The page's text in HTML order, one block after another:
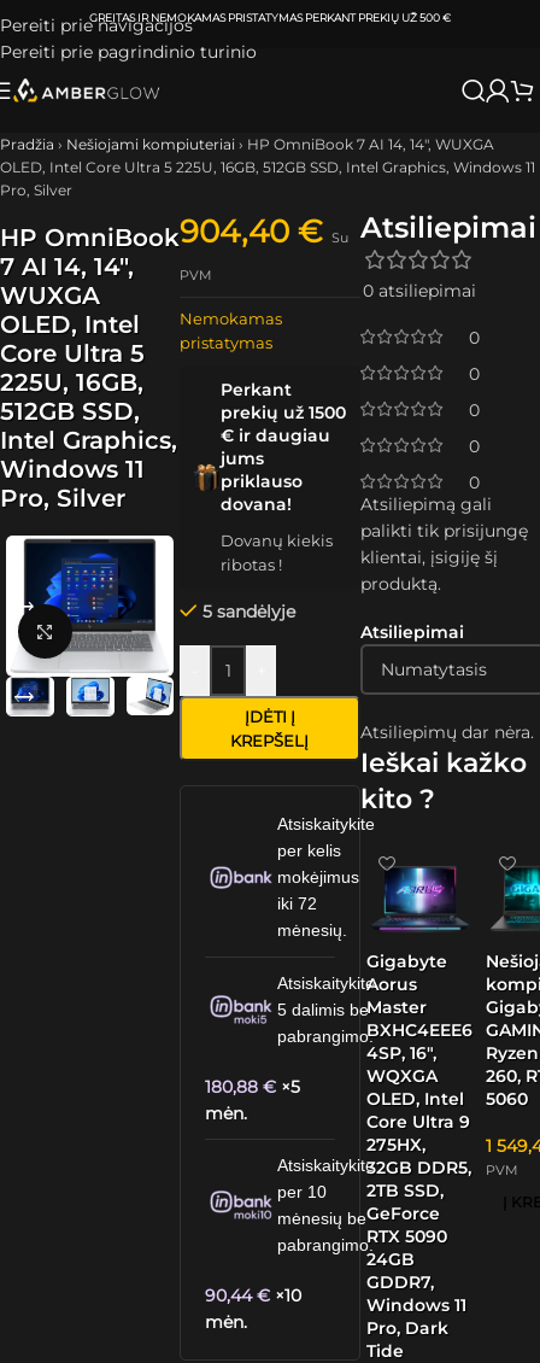
Pereiti prie navigacijos
Pereiti prie pagrindinio turinio
ATSIIMKITE UŽSAKYMĄKLAIPĖDOJE IR VILNIUJEPER0-3 DARBO DIENAS.
Pradžia › Nešiojami kompiuteriai › HP OmniBook 7 AI 14, 14″, WUXGA
OLED, Intel Core Ultra 5 225U, 16GB, 512GB SSD, Intel Graphics, Windows 11
Pro, Silver
HP OmniBook
7 AI 14, 14″,
WUXGA
OLED, Intel
Core Ultra 5
225U, 16GB,
512GB SSD,
Intel Graphics,
Windows 11
Pro, Silver
Spustelėkite, kad padidintumėte
904,40€ Su
PVM
Nemokamas
pristatymas
Perkant
prekių už 1500
€ ir daugiau
jums
priklauso
dovana!
Dovanų kiekis
ribotas !
5 sandėlyje
ĮDĖTI Į
KREPŠELĮ
Atsiskaitykite
per kelis
mokėjimus
iki 72
mėnesių.
Atsiskaitykite
5 dalimis be
pabrangimo.
180,88€ ×5
mėn.
Atsiskaitykite
per 10
mėnesių be
pabrangimo.
90,44€ ×10
mėn.
Atsiliepimai
0 atsiliepimai
0
0
0
0
0
Atsiliepimai
Atsiliepimų dar nėra.
Atsiliepimą gali
palikti tik prisijungę
klientai, įsigiję šį
produktą.
Ieškai kažko
kito ?
Gigabyte
Aorus
Master
BXHC4EEE6
4SP, 16″,
WQXGA
OLED, Intel
Core Ultra 9
275HX,
32GB DDR5,
2TB SSD,
GeForce
RTX 5090
24GB
GDDR7,
Windows 11
Pro, Dark
Tide
260,
5060
1
PVM